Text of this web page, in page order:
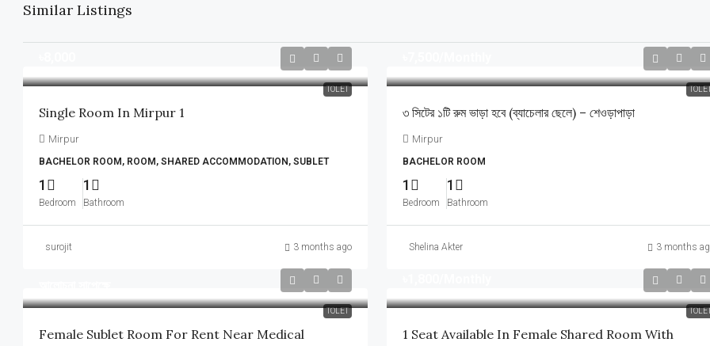
Similar Listings
TOLET
Single Room In Mirpur 1
Mirpur
BACHELOR ROOM, ROOM, SHARED ACCOMMODATION, SUBLET
1
Bedroom
1
Bathroom
surojit 3 months ago
৩ সিটের ১টি রুম ভাড়া হবে (ব্যাচেলার ছেলে) – শেওড়াপাড়া
Mirpur
BACHELOR ROOM
1
Bedroom
1
Bathroom
Shelina Akter 3 months
TOLET
Female Sublet Room For Rent Near Medical
1 Seat Available In Female Shared Room With